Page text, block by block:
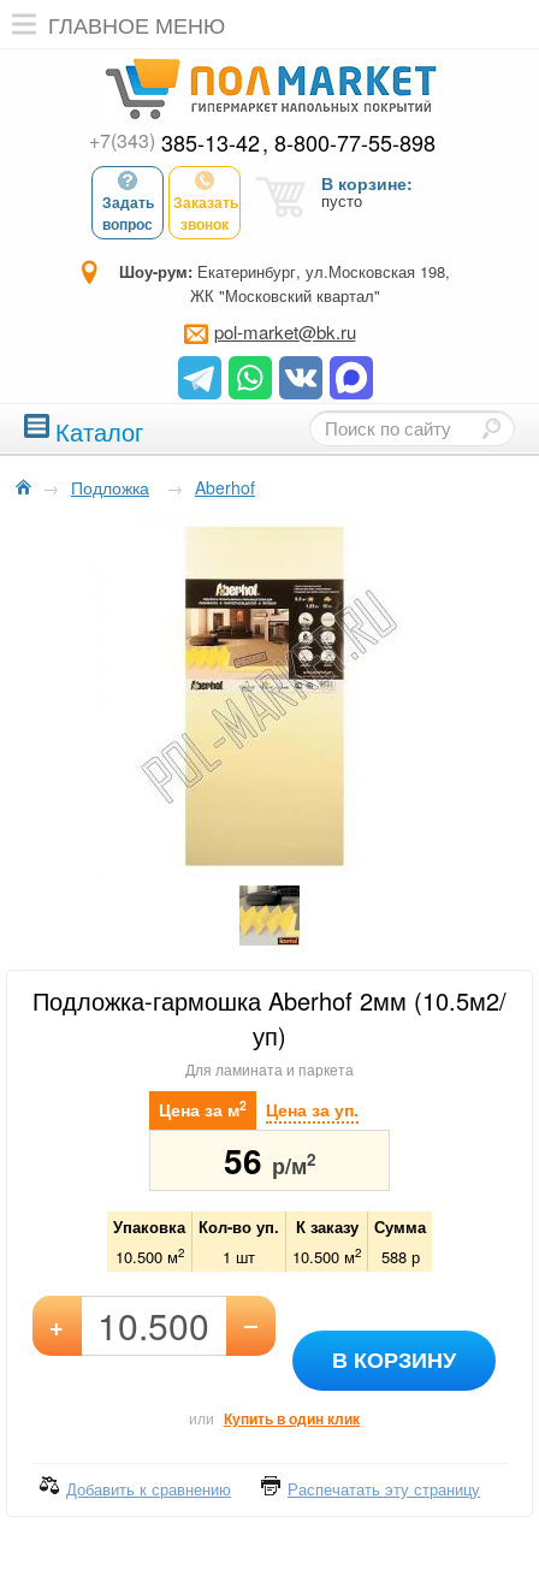
ГЛАВНОЕ МЕНЮ
+7(343) 385-13-42 8-800-77-55-898
Задать
вопрос
Заказать
звонок
В корзине:
пусто
Шоу-рум: Екатеринбург, ул.Московская 198,
ЖК "Московский квартал"
pol-market@bk.ru
Каталог
→ Подложка → Aberhof
Подложка-гармошка Aberhof 2мм (10.5м2/
уп)
Для ламината и паркета
Цена за м2 Цена за уп.
56 р/м2
Упаковка Кол-во уп. К заказу
Сумма
10.500 м2 1 шт 10.500 м2 588р
+ –
В КОРЗИНУ
или Купить в один клик
Добавить к сравнению Распечатать эту страницу